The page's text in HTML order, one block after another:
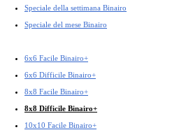
Speciale della settimana Binairo
Speciale del mese Binairo
6x6 Facile Binairo+
6x6 Difficile Binairo+
8x8 Facile Binairo+
8x8 Difficile Binairo+
10x10 Facile Binairo+